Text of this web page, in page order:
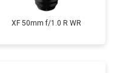
XF 50mm f/1.0 R WR